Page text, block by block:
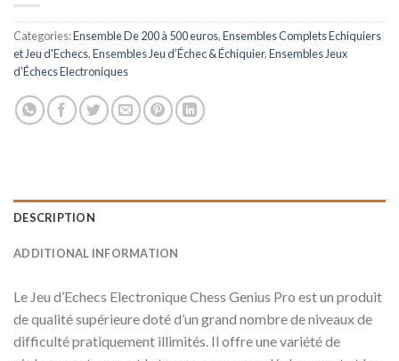
Categories:Ensemble De 200 à 500 euros,Ensembles Complets Echiquiers
et Jeu d'Echecs,Ensembles Jeu d’Échec & Échiquier,Ensembles Jeux
d’Échecs Electroniques
DESCRIPTION
ADDITIONAL INFORMATION
Le Jeu d’Echecs Electronique Chess Genius Pro est un produit
de qualité supérieure doté d’un grand nombre de niveaux de
difficulté pratiquement illimités. Il offre une variété de